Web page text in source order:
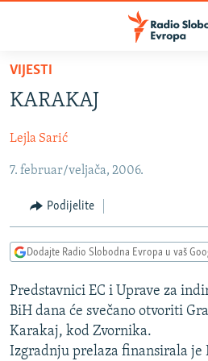
Pređite
glavni
Pređite
na
navigaciju
Pređite
na
pretragu
BOSNA I HERCEGOVINA
SRBIJA
KOSOVO
CRNA GORA
VIZUELNO
VIDEO
FOTOGALERIJE
INFOGRAFIKE
PODCASTI
RAT U UKRAJINI
KINA NA BALKANU
RSE PRIČE IZ SVIJETA
VIJESTI
KARAKAJ
Lejla Sarić
7. februar/veljača, 2006.
Podijelite
Dodajte Radio Slobodna Evropa u vaš
Predstavnici EC i Uprave za
BiH dana će svečano otvoriti
Karakaj, kod Zvornika.
Izgradnju prelaza finansirala je